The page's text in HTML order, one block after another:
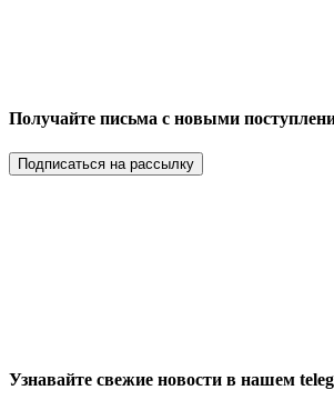
Получайте письма с новыми
Подписаться на рассылку
Узнавайте свежие новости в нашем